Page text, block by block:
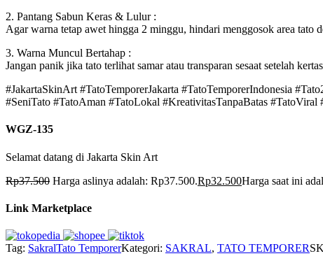
2. Pantang Sabun Keras & Lulur :
Agar warna tetap awet hingga 2 minggu, hindari menggosok area tato
3. Warna Muncul Bertahap :
Jangan panik jika tato terlihat samar atau transparan sesaat setelah
#JakartaSkinArt #TatoTemporerJakarta #TatoTemporerIndonesia
#SeniTato #TatoAman #TatoLokal #KreativitasTanpaBatas #TatoViral
WGZ-135
Selamat datang di Jakarta Skin Art
Rp37.500 Harga aslinya adalah: Rp37.500.Rp32.500Harga saat ini
Link Marketplace
Tag: SakralTato TemporerKategori: SAKRAL, TATO TEMPORER